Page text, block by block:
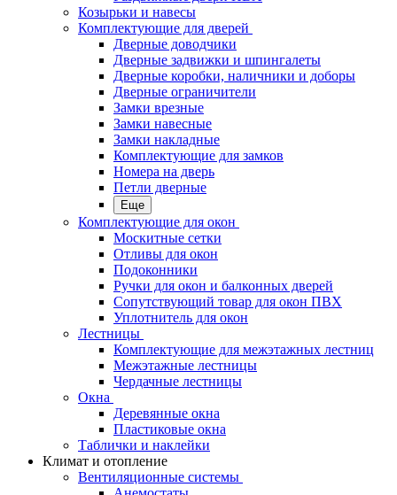
Козырьки и навесы
Комплектующие для дверей
Дверные доводчики
Дверные задвижки и шпингалеты
Дверные коробки, наличники и доборы
Дверные ограничители
Замки врезные
Замки навесные
Замки накладные
Комплектующие для замков
Номера на дверь
Петли дверные
Еще
Комплектующие для окон
Москитные сетки
Отливы для окон
Подоконники
Ручки для окон и балконных дверей
Сопутствующий товар для окон ПВХ
Уплотнитель для окон
Лестницы
Комплектующие для межэтажных лестниц
Межэтажные лестницы
Чердачные лестницы
Окна
Деревянные окна
Пластиковые окна
Таблички и наклейки
Климат и отопление
Вентиляционные системы